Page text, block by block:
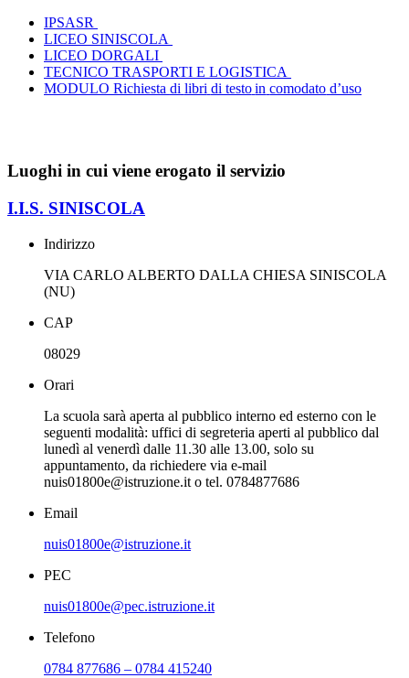
IPSASR
LICEO SINISCOLA
LICEO DORGALI
TECNICO TRASPORTI E LOGISTICA
MODULO Richiesta di libri di testo in comodato d’uso
Luoghi in cui viene erogato il servizio
I.I.S. SINISCOLA
Indirizzo
VIA CARLO ALBERTO DALLA CHIESA SINISCOLA
(NU)
CAP
08029
Orari
La scuola sarà aperta al pubblico interno ed esterno con le
seguenti modalità: uffici di segreteria aperti al pubblico dal
lunedì al venerdì dalle 11.30 alle 13.00, solo su
appuntamento, da richiedere via e-mail
nuis01800e@istruzione.it o tel. 0784877686
Email
nuis01800e@istruzione.it
PEC
nuis01800e@pec.istruzione.it
Telefono
0784 877686 – 0784 415240